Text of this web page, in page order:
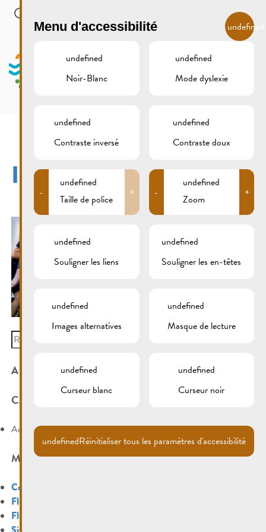
Skip to main content
MENU
IMG_1173XCS
Search
for:
ARCHIVES
CATÉGORIES
Aucune catégorie
MÉTA
Connexion
Flux des publications
Flux des commentaires
Menu d'accessibilité undefined
undefined
Noir-Blanc
undefined
Mode dyslexie
undefined
Contraste inversé
undefined
Contraste doux
-
undefined
Taille de police
+ -
undefined
Zoom
+
undefined
Souligner les liens
undefined
Souligner les en-têtes
undefined
Images alternatives
undefined
Masque de lecture
undefined
Curseur blanc
undefined
Curseur noir
undefinedRéinitialiser tous les paramètres d'accessibilité